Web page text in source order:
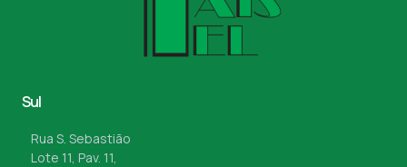
Sul
Rua S. Sebastião
Lote 11, Pav. 11,